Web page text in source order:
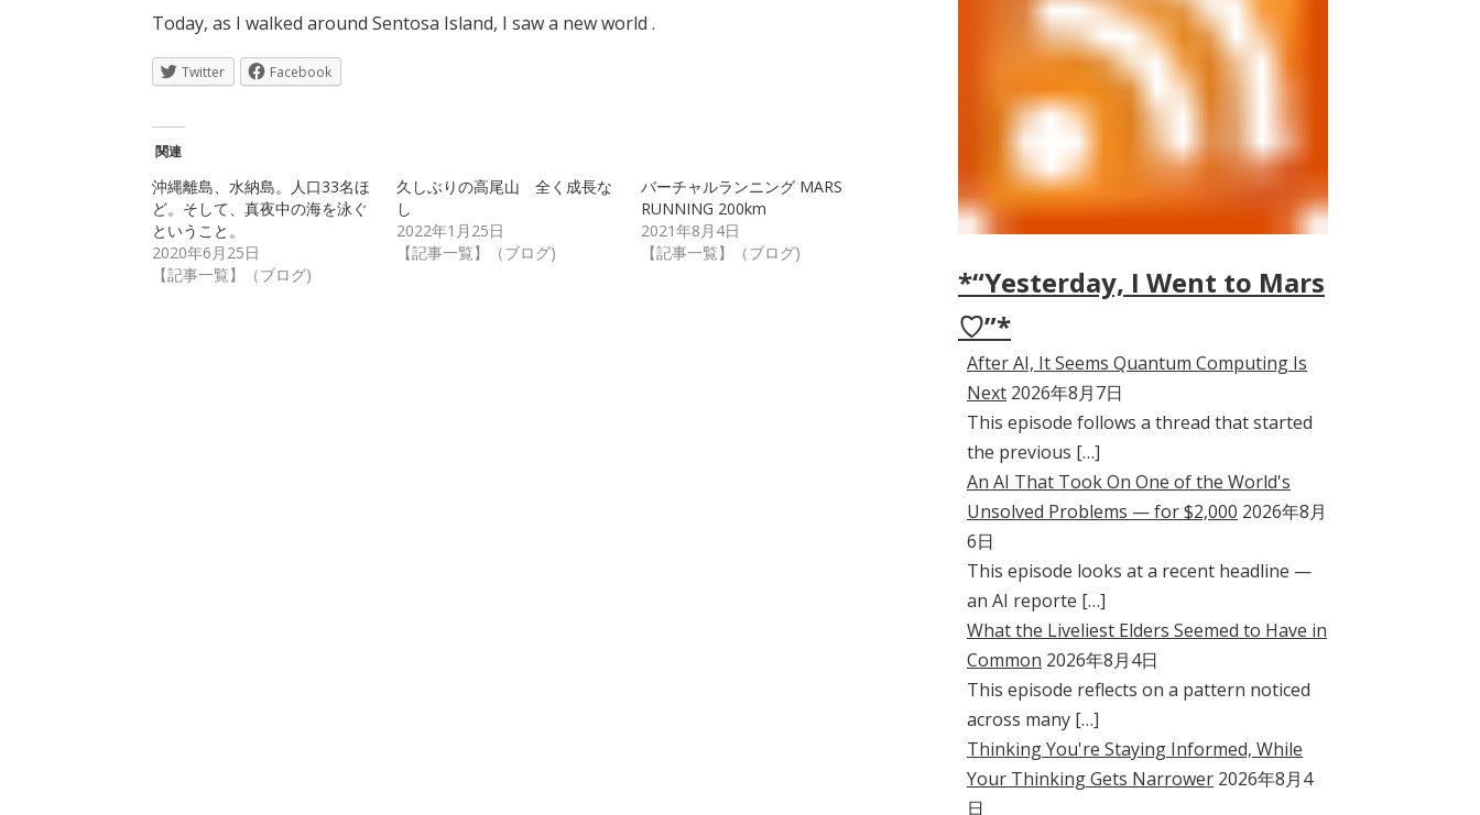
Today, as I walked around Sentosa Island, I saw a new world .
Twitter Facebook
関連
沖縄離島、水納島。人口33名ほ
ど。そして、真夜中の海を泳ぐ
ということ。
2020年6月25日
【記事一覧】（ブログ)
久しぶりの高尾山 全く成長な
し
2022年1月25日
【記事一覧】（ブログ)
バーチャルランニング MARS
RUNNING 200km
2021年8月4日
【記事一覧】（ブログ)
*“Yesterday, I Went to Mars
♡”*
After AI, It Seems Quantum Computing Is
Next 2026年8月7日
This episode follows a thread that started
the previous […]
An AI That Took On One of the World's
Unsolved Problems — for $2,000 2026年8月
6日
This episode looks at a recent headline —
an AI reporte […]
What the Liveliest Elders Seemed to Have in
Common 2026年8月4日
This episode reflects on a pattern noticed
across many […]
Thinking You're Staying Informed, While
Your Thinking Gets Narrower 2026年8月4
日